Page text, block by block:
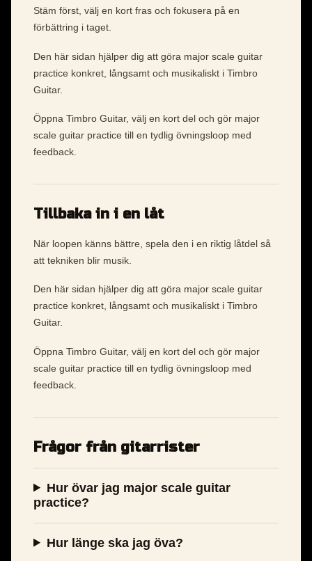
Stäm först, välj en kort fras och fokusera på en
förbättring i taget.
Den här sidan hjälper dig att göra major scale guitar
practice konkret, långsamt och musikaliskt i Timbro
Guitar.
Öppna Timbro Guitar, välj en kort del och gör major
scale guitar practice till en tydlig övningsloop med
feedback.
Tillbaka in i en låt
När loopen känns bättre, spela den i en riktig låtdel så
att tekniken blir musik.
Den här sidan hjälper dig att göra major scale guitar
practice konkret, långsamt och musikaliskt i Timbro
Guitar.
Öppna Timbro Guitar, välj en kort del och gör major
scale guitar practice till en tydlig övningsloop med
feedback.
Frågor från gitarrister
Hur övar jag major scale guitar
practice?
Hur länge ska jag öva?